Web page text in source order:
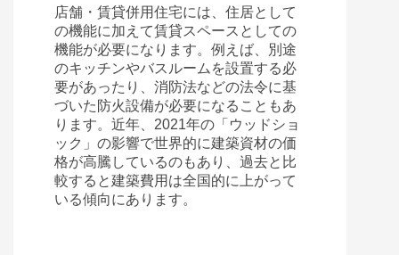
店舗・賃貸併用住宅には、住居として
の機能に加えて賃貸スペースとしての
機能が必要になります。例えば、別途
のキッチンやバスルームを設置する必
要があったり、消防法などの法令に基
づいた防火設備が必要になることもあ
ります。近年、2021年の「ウッドショ
ック」の影響で世界的に建築資材の価
格が高騰しているのもあり、過去と比
較すると建築費用は全国的に上がって
いる傾向にあります。